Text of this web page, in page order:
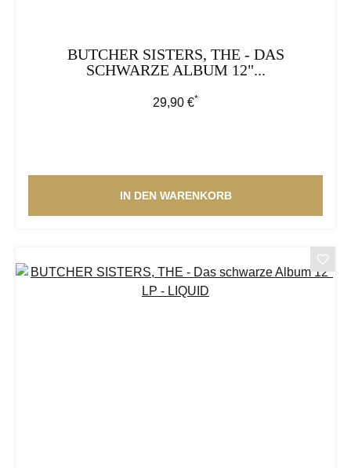
BUTCHER SISTERS, THE - DAS
SCHWARZE ALBUM 12"...
Regulärer Preis:
29,90 €*
IN DEN WARENKORB